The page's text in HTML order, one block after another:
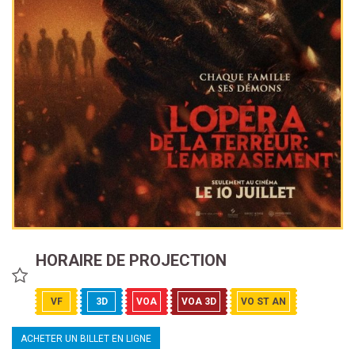
HORAIRE DE PROJECTION
VF 3D VOA VOA 3D VO ST AN
ACHETER UN BILLET EN LIGNE